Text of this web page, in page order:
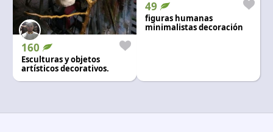
Idioma y divisa
ES|USD
160
Esculturas y objetos
artísticos decorativos.
49
figuras humanas
minimalistas decoración